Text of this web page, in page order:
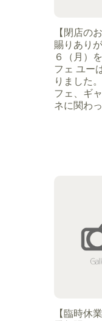
【閉店の
賜りあり
６（月）
フェ ユー
りました
フェ、ギ
ネに関わ
【臨時休